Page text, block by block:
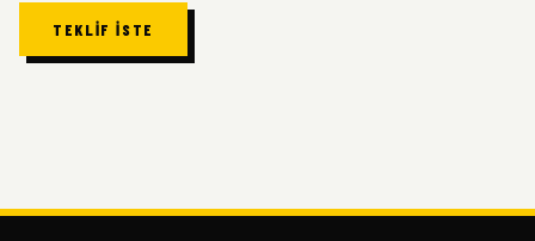
TEKLIF İSTE